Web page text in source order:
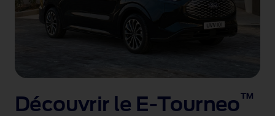
Découvrir le E-Tourneo ™